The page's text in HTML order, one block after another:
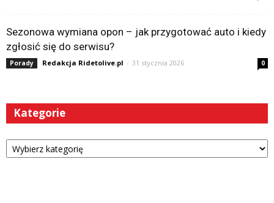
Sezonowa wymiana opon – jak przygotować auto i kiedy
zgłosić się do serwisu?
Porady Redakcja Ridetolive.pl - 31 stycznia 2026 0
Kategorie
Kategorie